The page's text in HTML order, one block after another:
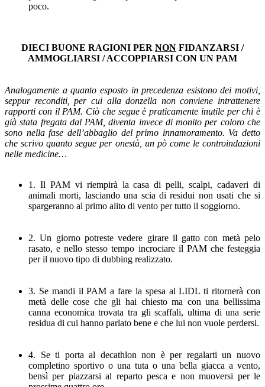
poco.
DIECI BUONE RAGIONI PER NON FIDANZARSI /
AMMOGLIARSI / ACCOPPIARSI CON UN PAM
Analogamente a quanto esposto in precedenza esistono dei motivi,
seppur reconditi, per cui alla donzella non conviene intrattenere
rapporti con il PAM. Ciò che segue è praticamente inutile per chi è
già stata fregata dal PAM, diventa invece di monito per coloro che
sono nella fase dell’abbaglio del primo innamoramento. Va detto
che scrivo quanto segue per onestà, un pò come le controindazioni
nelle medicine…
1. Il PAM vi riempirà la casa di pelli, scalpi, cadaveri di
animali morti, lasciando una scia di residui non usati che si
spargeranno al primo alito di vento per tutto il soggiorno.
2. Un giorno potreste vedere girare il gatto con metà pelo
rasato, e nello stesso tempo incrociare il PAM che festeggia
per il nuovo tipo di dubbing realizzato.
3. Se mandi il PAM a fare la spesa al LIDL ti ritornerà con
metà delle cose che gli hai chiesto ma con una bellissima
canna economica trovata tra gli scaffali, ultima di una serie
residua di cui hanno parlato bene e che lui non vuole perdersi.
4. Se ti porta al decathlon non è per regalarti un nuovo
completino sportivo o una tuta o una bella giacca a vento,
bensì per piazzarsi al reparto pesca e non muoversi per le